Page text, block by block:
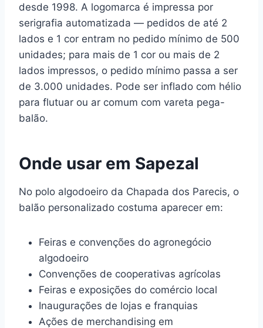
desde 1998. A logomarca é impressa por
serigrafia automatizada — pedidos de até 2
lados e 1 cor entram no pedido mínimo de 500
unidades; para mais de 1 cor ou mais de 2
lados impressos, o pedido mínimo passa a ser
de 3.000 unidades. Pode ser inflado com hélio
para flutuar ou ar comum com vareta pega-
balão.
Onde usar em Sapezal
No polo algodoeiro da Chapada dos Parecis, o
balão personalizado costuma aparecer em:
Feiras e convenções do agronegócio
algodoeiro
Convenções de cooperativas agrícolas
Feiras e exposições do comércio local
Inaugurações de lojas e franquias
Ações de merchandising em